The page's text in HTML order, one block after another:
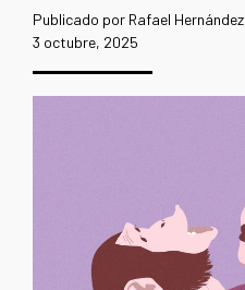
Publicado por Rafael Hernández
3 octubre, 2025